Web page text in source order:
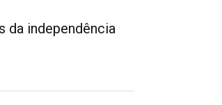
da independência